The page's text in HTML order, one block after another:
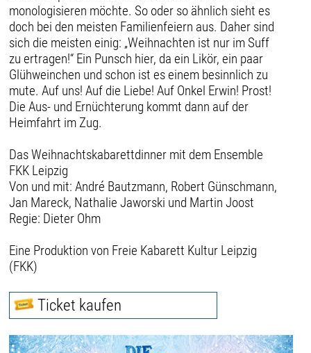
monologisieren möchte. So oder so ähnlich sieht es
doch bei den meisten Familienfeiern aus. Daher sind
sich die meisten einig: „Weihnachten ist nur im Suff
zu ertragen!“ Ein Punsch hier, da ein Likör, ein paar
Glühweinchen und schon ist es einem besinnlich zu
mute. Auf uns! Auf die Liebe! Auf Onkel Erwin! Prost!
Die Aus- und Ernüchterung kommt dann auf der
Heimfahrt im Zug.
Das Weihnachtskabarettdinner mit dem Ensemble
FKK Leipzig
Von und mit: André Bautzmann, Robert Günschmann,
Jan Mareck, Nathalie Jaworski und Martin Joost
Regie: Dieter Ohm
Eine Produktion von Freie Kabarett Kultur Leipzig
(FKK)
Ticket kaufen